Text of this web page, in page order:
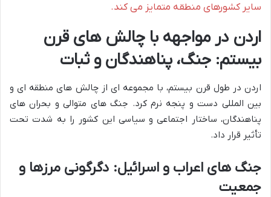
سایر کشورهای منطقه متمایز می کند.
اردن در مواجهه با چالش های قرن
بیستم: جنگ، پناهندگان و ثبات
اردن در طول قرن بیستم، با مجموعه ای از چالش های منطقه ای و
بین المللی دست و پنجه نرم کرد. جنگ های متوالی و بحران های
پناهندگان، ساختار اجتماعی و سیاسی این کشور را به شدت تحت
تأثیر قرار داد.
جنگ های اعراب و اسرائیل: دگرگونی مرزها و
جمعیت